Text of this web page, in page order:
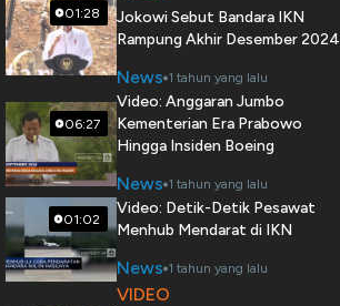
01:28
Jokowi Sebut Bandara IKN
Rampung Akhir Desember 2024
News 1 tahun yang lalu
06:27
Video: Anggaran Jumbo
Kementerian Era Prabowo
Hingga Insiden Boeing
News 1 tahun yang lalu
01:02
Video: Detik-Detik Pesawat
Menhub Mendarat di IKN
News 1 tahun yang lalu
VIDEO